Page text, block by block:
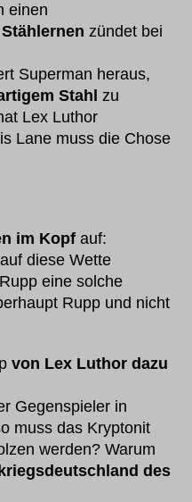
einen
zündet bei
Superman heraus,
Stahl zu
Lex Luthor
Lane muss die Chose
im Kopf auf:
diese Wette
eine solche
Rupp und nicht
von Lex Luthor dazu
Gegenspieler in
muss das Kryptonit
werden? Warum
des